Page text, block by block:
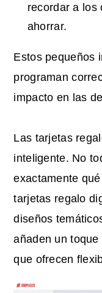
recordar a los
ahorrar.
Estos pequeños
programan
impacto en las
Las tarjetas
inteligente. No
exactamente
tarjetas regalo
diseños
añaden un
que ofrecen